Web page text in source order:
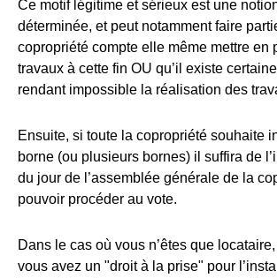
Ce motif légitime et sérieux est une
déterminée, et peut notamment faire
copropriété compte elle même mettre en
travaux à cette fin OU qu’il existe
rendant impossible la réalisation des
Ensuite, si toute la copropriété souhaite
borne (ou plusieurs bornes) il suffira de
du jour de l’assemblée générale de la
pouvoir procéder au vote.
Dans le cas où vous n’êtes que
vous avez un "droit à la prise" pour